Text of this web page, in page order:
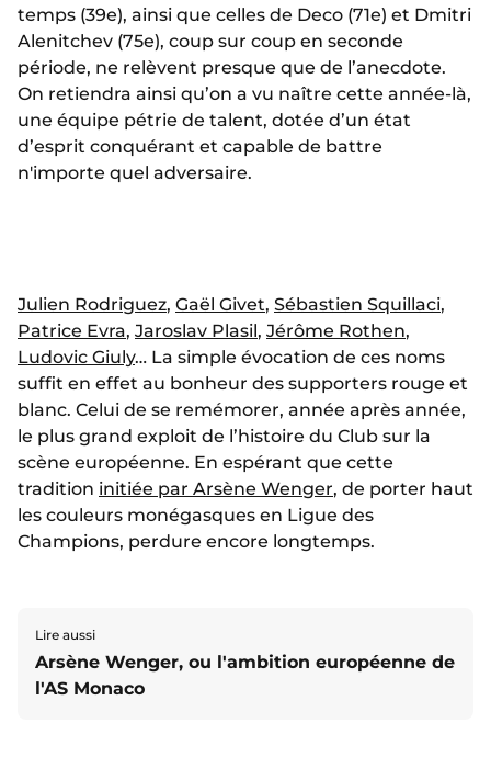
temps (39e), ainsi que celles de Deco (71e) et Dmitri
Alenitchev (75e), coup sur coup en seconde
période, ne relèvent presque que de l’anecdote.
On retiendra ainsi qu’on a vu naître cette année-là,
une équipe pétrie de talent, dotée d’un état
d’esprit conquérant et capable de battre
n'importe quel adversaire.
Julien Rodriguez, Gaël Givet, Sébastien Squillaci,
Patrice Evra, Jaroslav Plasil, Jérôme Rothen,
Ludovic Giuly… La simple évocation de ces noms
suffit en effet au bonheur des supporters rouge et
blanc. Celui de se remémorer, année après année,
le plus grand exploit de l’histoire du Club sur la
scène européenne. En espérant que cette
tradition initiée par Arsène Wenger, de porter haut
les couleurs monégasques en Ligue des
Champions, perdure encore longtemps.
Lire aussi
Arsène Wenger, ou l'ambition européenne de
l'AS Monaco